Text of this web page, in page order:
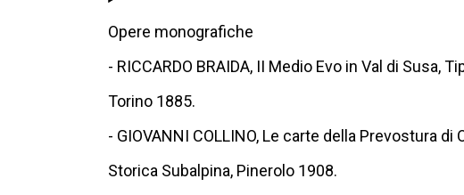
Opere monografiche
- RICCARDO BRAIDA, II Medio Evo in Val di Susa,
Torino 1885.
- GIOVANNI COLLINO, Le carte della Prevostura di
Storica Subalpina, Pinerolo 1908.